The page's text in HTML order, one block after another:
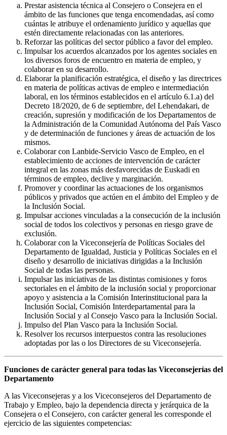
Prestar asistencia técnica al Consejero o Consejera en el
ámbito de las funciones que tenga encomendadas, así como
cuántas le atribuye el ordenamiento jurídico y aquellas que
estén directamente relacionadas con las anteriores.
Reforzar las políticas del sector público a favor del empleo.
Impulsar los acuerdos alcanzados por los agentes sociales en
los diversos foros de encuentro en materia de empleo, y
colaborar en su desarrollo.
Elaborar la planificación estratégica, el diseño y las directrices
en materia de políticas activas de empleo e intermediación
laboral, en los términos establecidos en el artículo 6.1.a) del
Decreto 18/2020, de 6 de septiembre, del Lehendakari, de
creación, supresión y modificación de los Departamentos de
la Administración de la Comunidad Autónoma del País Vasco
y de determinación de funciones y áreas de actuación de los
mismos.
Colaborar con Lanbide-Servicio Vasco de Empleo, en el
establecimiento de acciones de intervención de carácter
integral en las zonas más desfavorecidas de Euskadi en
términos de empleo, declive y marginación.
Promover y coordinar las actuaciones de los organismos
públicos y privados que actúen en el ámbito del Empleo y de
la Inclusión Social.
Impulsar acciones vinculadas a la consecución de la inclusión
social de todos los colectivos y personas en riesgo grave de
exclusión.
Colaborar con la Viceconsejería de Políticas Sociales del
Departamento de Igualdad, Justicia y Políticas Sociales en el
diseño y desarrollo de iniciativas dirigidas a la Inclusión
Social de todas las personas.
Impulsar las iniciativas de las distintas comisiones y foros
sectoriales en el ámbito de la inclusión social y proporcionar
apoyo y asistencia a la Comisión Interinstitucional para la
Inclusión Social, Comisión Interdepartamental para la
Inclusión Social y al Consejo Vasco para la Inclusión Social.
Impulso del Plan Vasco para la Inclusión Social.
Resolver los recursos interpuestos contra las resoluciones
adoptadas por las o los Directores de su Viceconsejería.
Funciones de carácter general para todas las Viceconsejerías del
Departamento
A las Viceconsejeras y a los Viceconsejeros del Departamento de
Trabajo y Empleo, bajo la dependencia directa y jerárquica de la
Consejera o el Consejero, con carácter general les corresponde el
ejercicio de las siguientes competencias: